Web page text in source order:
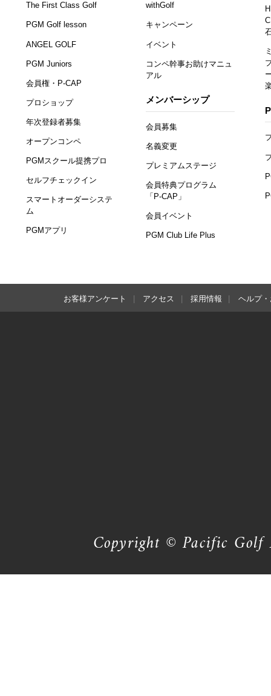
The First Class Golf
PGM Golf lesson
ANGEL GOLF
PGM Juniors
会員権・P-CAP
プロショップ
年次登録者募集
オープンコンペ
PGMスクール提携プロ
セルフチェックイン
スマートオーダーシステ
ム
PGMアプリ
withGolf
キャンペーン
イベント
コンペ幹事お助けマニュ
アル
メンバーシップ
会員募集
名義変更
プレミアムステージ
会員特典プログラム
「P-CAP」
会員イベント
PGM Club Life Plus
お客様アンケート アクセス 採用情報 ヘルプ
Copyright © Pacific Golf